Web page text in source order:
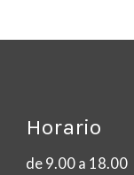
Horario
de 9.00 a 18.00